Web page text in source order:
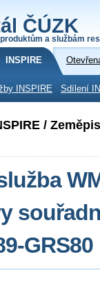
ČÚZK
a službám
INSPIRE
INSPIRE Sdílení
/
GRS80